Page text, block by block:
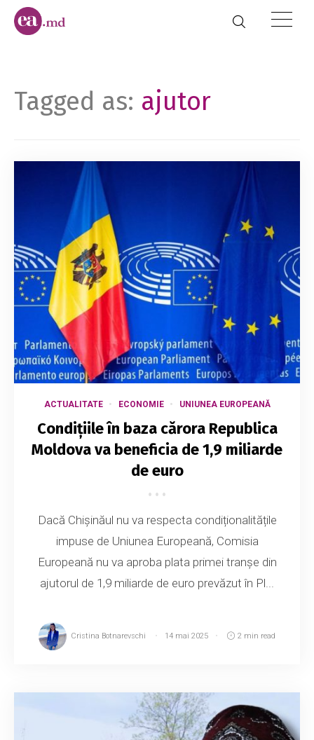
Tagged as: ajutor
ACTUALITATE ECONOMIE UNIUNEA EUROPEANĂ
Condițiile în baza cărora Republica
Moldova va beneficia de 1,9 miliarde
de euro
Dacă Chișinăul nu va respecta condiționalitățile
impuse de Uniunea Europeană, Comisia
Europeană nu va aproba plata primei tranșe din
ajutorul de 1,9 miliarde de euro prevăzut în Pl...
Cristina Botnarevschi 14 mai 2025 2 min read